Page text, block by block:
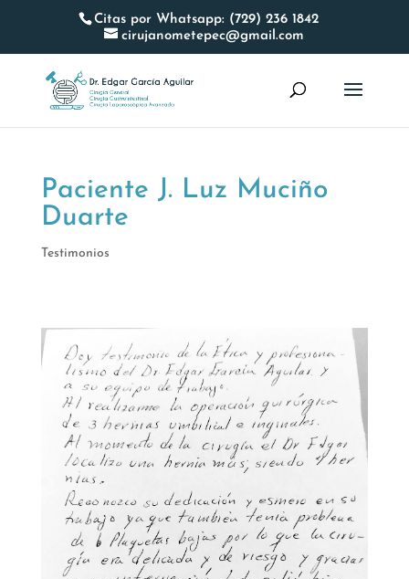
Citas por Whatsapp: (729) 236 1842
cirujanometepec@gmail.com
Paciente J. Luz Muciño
Duarte
Testimonios